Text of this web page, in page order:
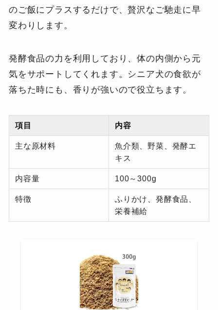
のご飯にプラスするだけで、贅沢なご馳走に早
変わりします。
発酵食品の力を利用しており、体の内側から元
気をサポートしてくれます。シニア犬の食欲が
落ちた時にも、香りが強いので役立ちます。
項目 内容
主な原材料
魚介類、野菜、発酵エ
キス
内容量 100～300g
特徴
ふりかけ、発酵食品、
栄養補給